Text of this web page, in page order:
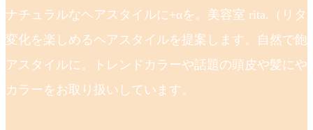
ナチュラルなヘアスタイルに+αを。美容室 rita.（リタ
変化を楽しめるヘアスタイルを提案します。自然で飽
アスタイルに。トレンドカラーや話題の頭皮や髪にや
カラーをお取り扱いしています。